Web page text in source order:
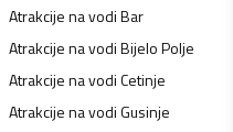
Atrakcije na vodiBar
Atrakcije na vodiBijelo Polje
Atrakcije na vodiCetinje
Atrakcije na vodiGusinje